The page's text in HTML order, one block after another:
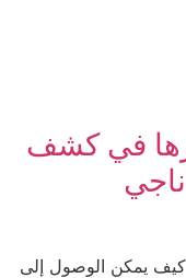
في كشف
الوصول إلى